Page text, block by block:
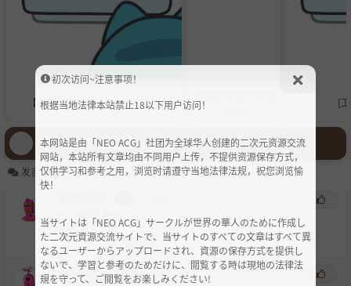
【工具】STEAM社区免费加速器 [
登录后才能发言哦！
发言区
这个有什么用呀
dw11: 没有vip的情况下能下得快一点
hundadan 心 9个月前
初次访问~注意事项！
根据当地法律本站禁止18以下用户访问！
本网站是由「NEO ACG」社团为全球华人创建的二次元资源交流
网站，本站所有文章均由不同用户上传，不提供资源保存方式，
仅供学习和参考之用，浏览时请遵守当地法律法规，祝您浏览愉
快！
当サイトは「NEO ACG」サークルが世界の華人のために作成し
た二次元資源交流サイトで、当サイトのすべての文章はすべて異
なるユーザーからアップロードされ、資源の保存方式を提供し
ないで、学習と参考のためだけに、閲覧する時は現地の法律法
規を守って、ご閲覧をお楽しみください!